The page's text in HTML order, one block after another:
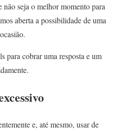
não seja o melhor momento para
aberta a possibilidade de uma
para cobrar uma resposta e um
e, até mesmo, usar de